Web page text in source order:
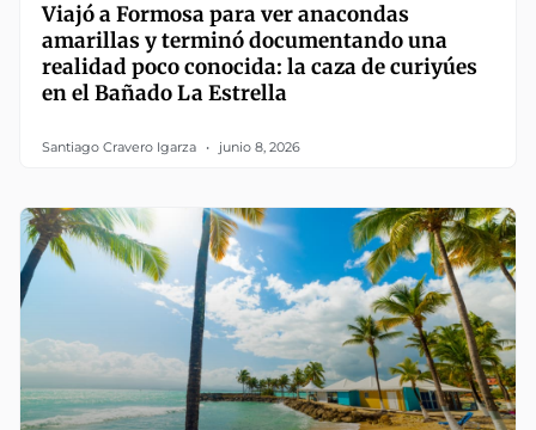
Viajó a Formosa para ver anacondas
amarillas y terminó documentando una
realidad poco conocida: la caza de curiyúes
en el Bañado La Estrella
Santiago Cravero Igarza junio 8, 2026